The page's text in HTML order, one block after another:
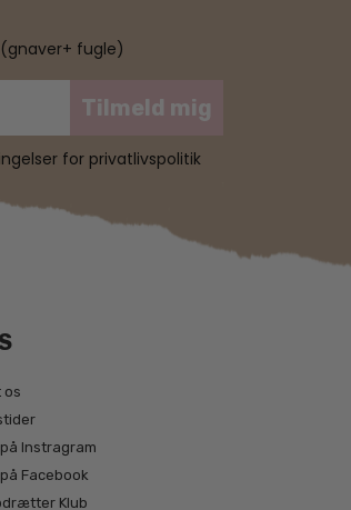
fugle)
Tilmeld mig
for privatlivspolitik
os
Instragram
Facebook
Klub